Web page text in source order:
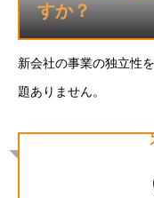
すか？
新会社の事業の独立性
題ありません。